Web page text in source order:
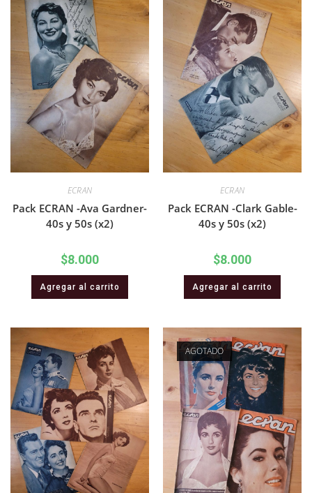
ECRAN
Pack ECRAN -Ava Gardner-
40s y 50s (x2)
$8.000
Agregar al carrito
ECRAN
Pack ECRAN -Clark Gable-
40s y 50s (x2)
$8.000
Agregar al carrito
AGOTADO